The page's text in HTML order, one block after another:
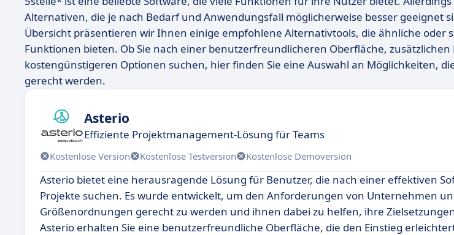
Alternativen, die je nach Bedarf und Anwendungsfall möglicherweise besser geeignet
Übersicht präsentieren wir Ihnen einige empfohlene Alternativtools, die ähnliche oder
Funktionen bieten. Ob Sie nach einer benutzerfreundlicheren Oberfläche, zusätzlichen
kostengünstigeren Optionen suchen, hier finden Sie eine Auswahl an Möglichkeiten,
gerecht werden.
Asterio
Effiziente Projektmanagement-Lösung für Teams
Kostenlose Version Kostenlose Testversion Kostenlose Demoversion
Asterio bietet eine herausragende Lösung für Benutzer, die nach einer effektiven
Projekte suchen. Es wurde entwickelt, um den Anforderungen von Unternehmen
Größenordnungen gerecht zu werden und ihnen dabei zu helfen, ihre
Asterio erhalten Sie eine benutzerfreundliche Oberfläche, die den Einstieg